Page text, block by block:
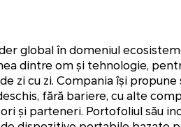
global în domeniul
dintre om și tehnologie,
zi cu zi. Compania își
fără bariere, cu alte
și parteneri. Portofoliul său